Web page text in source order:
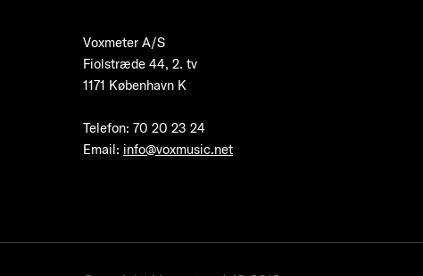
Voxmeter A/S
Fiolstræde 44, 2. tv
1171 København K
Telefon: 70 20 23 24
Email: info@voxmusic.net